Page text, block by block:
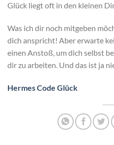
Glück liegt oft in den kleinen
Was ich dir noch mitgeben
dich anspricht! Aber erwarte
einen Anstoß, um dich selbst
dir zu arbeiten. Und das ist ja
Hermes Code Glück